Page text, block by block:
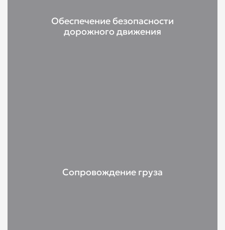
Обеспечение безопасности
дорожного движения
Сопровождение груза